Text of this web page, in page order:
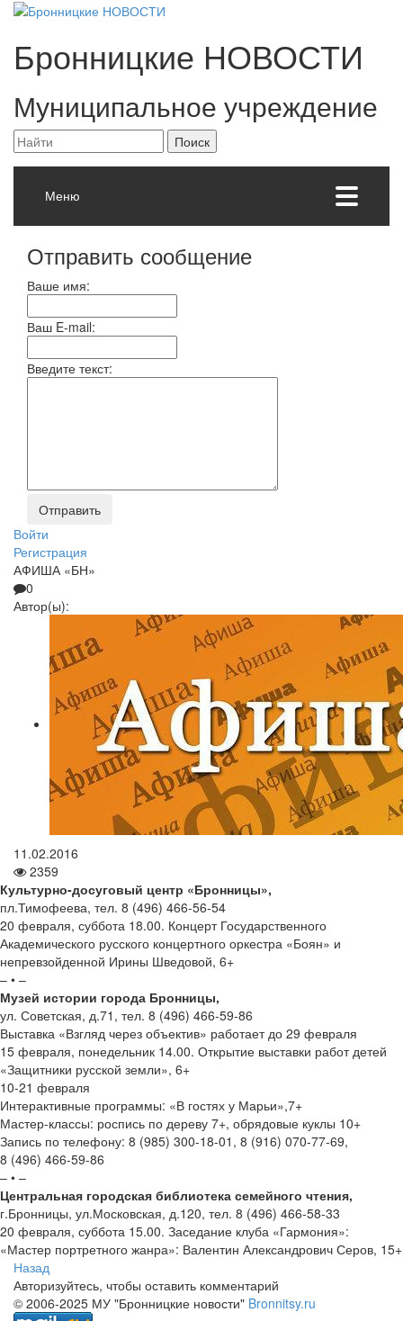
Бронницкие НОВОСТИ
Муниципальное учреждение
Меню
Отправить сообщение
Ваше имя:
Ваш E-mail:
Введите текст:
Войти
Регистрация
АФИША «БН»
0
Автор(ы):
11.02.2016
2359
Культурно-досуговый центр «Бронницы»,
пл.Тимофеева, тел. 8 (496) 466-56-54
20 февраля, суббота 18.00. Концерт Государственного
Академического русского концертного оркестра «Боян» и
непревзойденной Ирины Шведовой, 6+
– • –
Музей истории города Бронницы,
ул. Советская, д.71, тел. 8 (496) 466-59-86
Выставка «Взгляд через объектив» работает до 29 февраля
15 февраля, понедельник 14.00. Открытие выставки работ детей
«Защитники русской земли», 6+
10-21 февраля
Интерактивные программы: «В гостях у Марьи»,7+
Мастер-классы: роспись по дереву 7+, обрядовые куклы 10+
Запись по телефону: 8 (985) 300-18-01, 8 (916) 070-77-69,
8 (496) 466-59-86
– • –
Центральная городская библиотека семейного чтения,
г.Бронницы, ул.Московская, д.120, тел. 8 (496) 466-58-33
20 февраля, суббота 15.00. Заседание клуба «Гармония»:
«Мастер портретного жанра»: Валентин Александрович Серов, 15+
Назад
Авторизуйтесь, чтобы оставить комментарий
© 2006-2025 МУ "Бронницкие новости" Bronnitsy.ru